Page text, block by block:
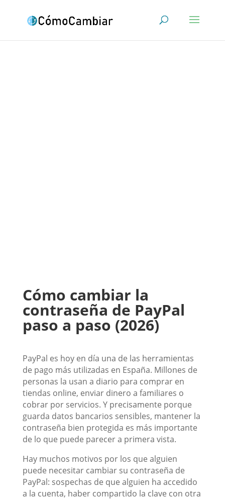
Cómo cambiar la
contraseña de PayPal
paso a paso (2026)
PayPal es hoy en día una de las herramientas
de pago más utilizadas en España. Millones de
personas la usan a diario para comprar en
tiendas online, enviar dinero a familiares o
cobrar por servicios. Y precisamente porque
guarda datos bancarios sensibles, mantener la
contraseña bien protegida es más importante
de lo que puede parecer a primera vista.
Hay muchos motivos por los que alguien
puede necesitar cambiar su contraseña de
PayPal: sospechas de que alguien ha accedido
a la cuenta, haber compartido la clave con otra